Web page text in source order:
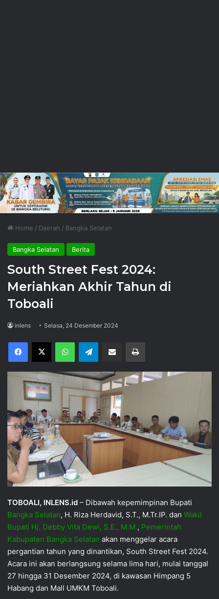
Home / Daerah / Bangka Selatan
Bangka Selatan Berita
South Street Fest 2024:
Meriahkan Akhir Tahun di
Toboali
inlens Selasa, 24 Desember 2024
Facebook
X WhatsAppTelegram Share via Email Print
TOBOALI, INLENS.id – Dibawah kepemimpinan Bupati
Bangka Selatan, H. Riza Herdavid, S.T., M.Tr.IP. dan Wakil
Bupati Hj. Debby Vita Dewi, S.E., M.M., Pemerintah
Kabupaten Bangka Selatan akan menggelar acara
pergantian tahun yang dinantikan, South Street Fest 2024.
Acara ini akan berlangsung selama lima hari, mulai tanggal
27 hingga 31 Desember 2024, di kawasan Himpang 5
Habang dan Mall UMKM Toboali.